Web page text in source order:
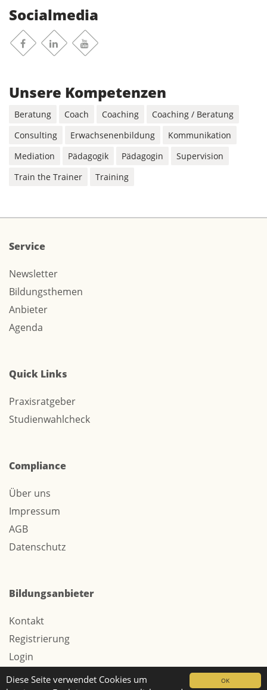
OK
Diese Seite verwendet Cookies um
Socialmedia
FacebookLinkedinYoutube
Unsere Kompetenzen
Beratung Coach Coaching
Coaching / Beratung
Consulting
Erwachsenenbildung
Kommunikation
Mediation
Pädagogik Pädagogin
Supervision
Train the Trainer
Training
Service
Newsletter
Bildungsthemen
Anbieter
Agenda
Quick Links
Praxisratgeber
Studienwahlcheck
Compliance
Über uns
Impressum
AGB
Datenschutz
Bildungsanbieter
Kontakt
Registrierung
Login
Werbung / Tarife